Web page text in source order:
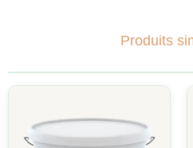
Produits